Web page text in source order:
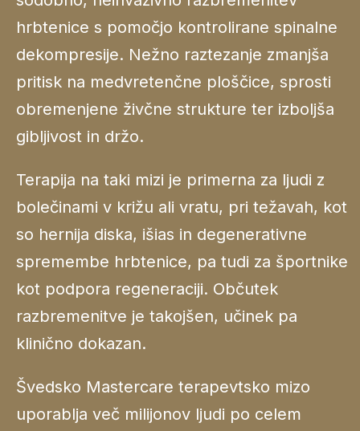
hrbtenice s pomočjo kontrolirane spinalne
dekompresije. Nežno raztezanje zmanjša
pritisk na medvretenčne ploščice, sprosti
obremenjene živčne strukture ter izboljša
gibljivost in držo.
Terapija na taki mizi je primerna za ljudi z
bolečinami v križu ali vratu, pri težavah, kot
so hernija diska, išias in degenerativne
spremembe hrbtenice, pa tudi za športnike
kot podpora regeneraciji. Občutek
razbremenitve je takojšen, učinek pa
klinično dokazan.
Švedsko Mastercare terapevtsko mizo
uporablja več milijonov ljudi po celem